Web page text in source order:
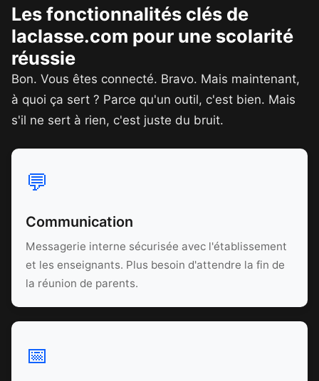
Les fonctionnalités clés de
laclasse.com pour une scolarité
réussie
Bon. Vous êtes connecté. Bravo. Mais maintenant,
à quoi ça sert ? Parce qu'un outil, c'est bien. Mais
s'il ne sert à rien, c'est juste du bruit.
💬
Communication
Messagerie interne sécurisée avec l'établissement
et les enseignants. Plus besoin d'attendre la fin de
la réunion de parents.
📅